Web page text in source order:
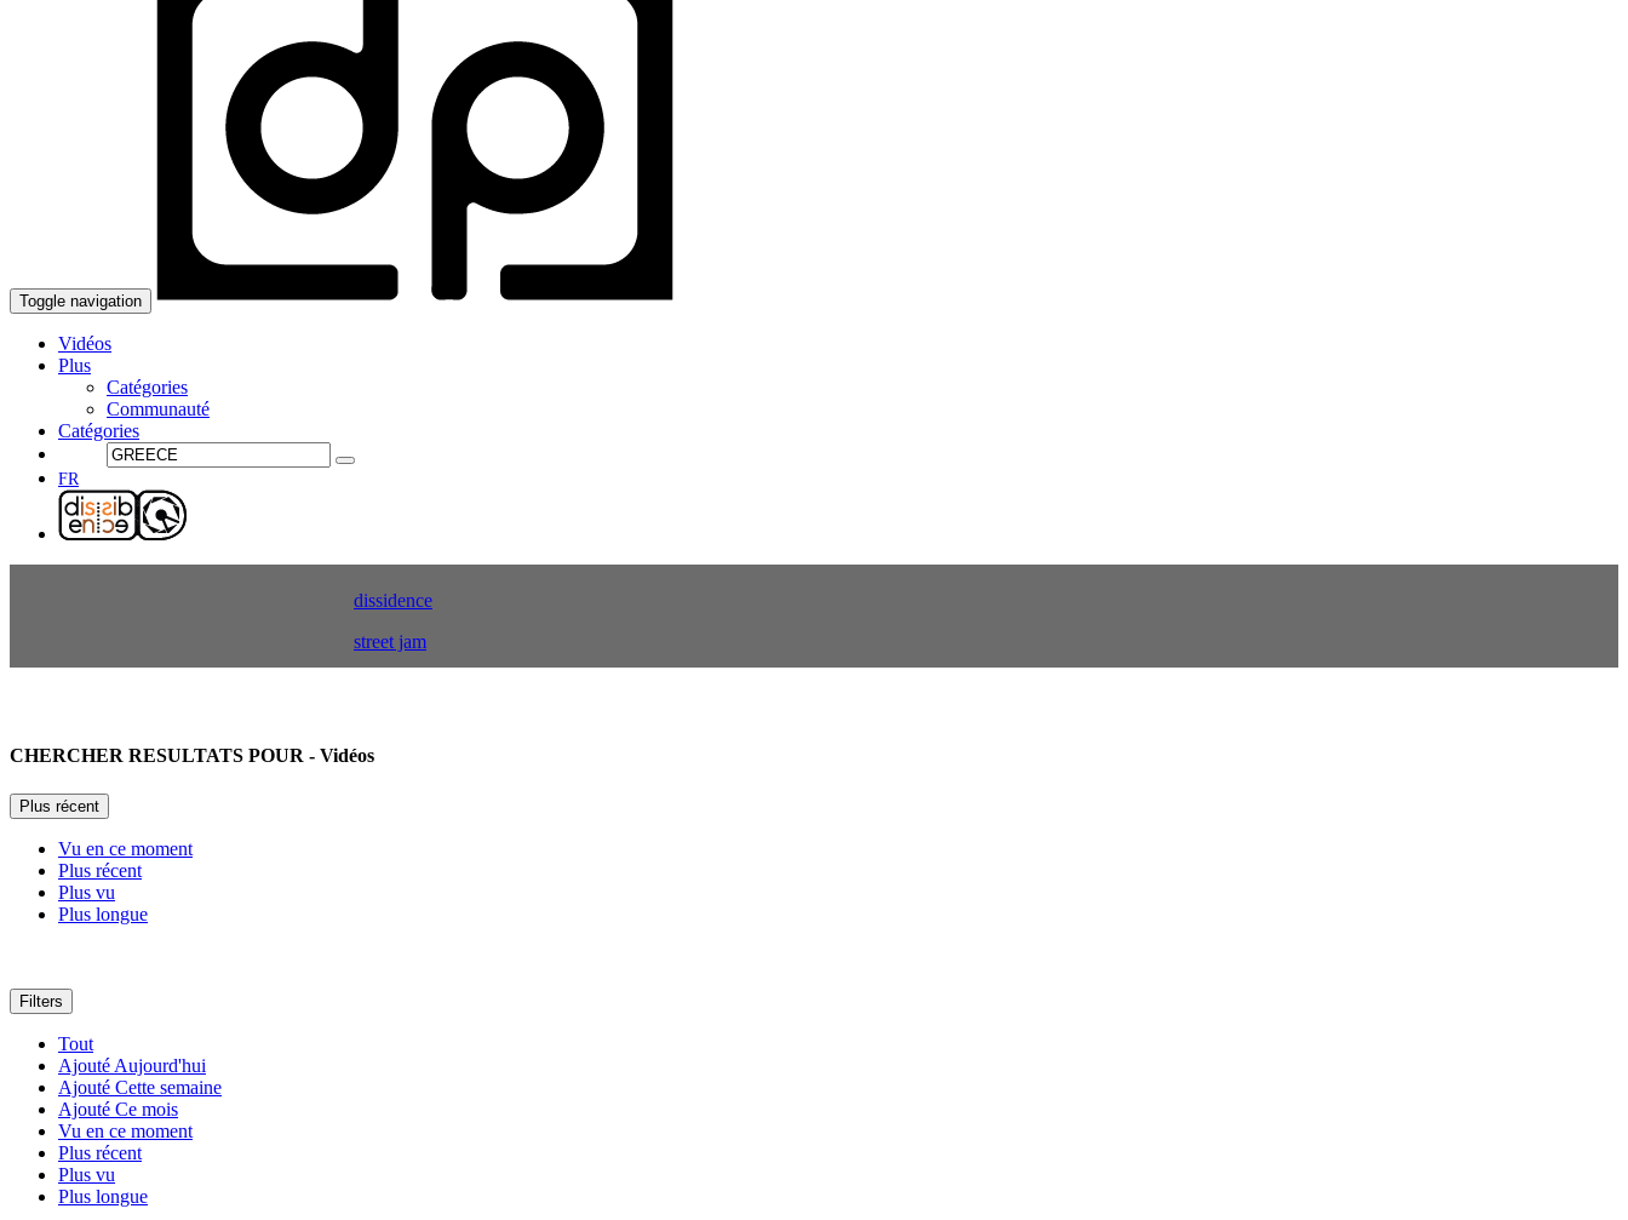
Toggle navigation
Vidéos
Plus
Catégories
Communauté
Catégories
FR
dissidence
street jam
eretic
CHERCHER RESULTATS POUR - Vidéos
Plus récent
Vu en ce moment
Plus récent
Plus vu
Plus longue
Filters
Tout
Ajouté Aujourd'hui
Ajouté Cette semaine
Ajouté Ce mois
Vu en ce moment
Plus récent
Plus vu
Plus longue